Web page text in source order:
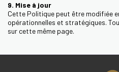
9. Mise à jour
Cette Politique peut être modifiée
opérationnelles et stratégiques.
sur cette même page.